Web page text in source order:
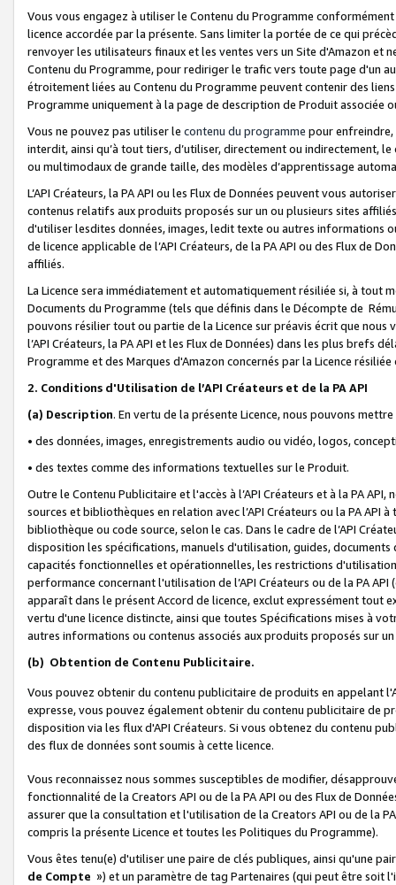
Vous vous engagez à utiliser le Contenu du Programme
licence accordée par la présente. Sans limiter la portée de ce qui
renvoyer les utilisateurs finaux et les ventes vers un Site d'Amazon et
Contenu du Programme, pour rediriger le trafic vers toute page d'un
étroitement liées au Contenu du Programme peuvent contenir des
Programme uniquement à la page de description de Produit associée
Vous ne pouvez pas utiliser le contenu du programme pour
interdit, ainsi qu’à tout tiers, d’utiliser, directement ou indirectement,
ou multimodaux de grande taille, des modèles d’apprentissage
L’API Créateurs, la PA API ou les Flux de Données peuvent vous
contenus relatifs aux produits proposés sur un ou plusieurs sites
d'utiliser lesdites données, images, ledit texte ou autres informations
de licence applicable de l’API Créateurs, de la PA API ou des Flux de
affiliés.
La Licence sera immédiatement et automatiquement résiliée si, à
Documents du Programme (tels que définis dans le Décompte de
pouvons résilier tout ou partie de la Licence sur préavis écrit que
l’API Créateurs, la PA API et les Flux de Données) dans les plus
Programme et des Marques d'Amazon concernés par la Licence
2. Conditions d'Utilisation de l’API Créateurs et de la PA API
(a) Description. En vertu de la présente Licence, nous pouvons
• des données, images, enregistrements audio ou vidéo, logos,
• des textes comme des informations textuelles sur le Produit.
Outre le Contenu Publicitaire et l'accès à l’API Créateurs et à la PA
sources et bibliothèques en relation avec l’API Créateurs ou la PA
bibliothèque ou code source, selon le cas. Dans le cadre de l’API
disposition les spécifications, manuels d'utilisation, guides,
capacités fonctionnelles et opérationnelles, les restrictions
performance concernant l'utilisation de l’API Créateurs ou de la PA
apparaît dans le présent Accord de licence, exclut expressément tout
vertu d'une licence distincte, ainsi que toutes Spécifications mises à
autres informations ou contenus associés aux produits proposés sur
(b) Obtention de Contenu Publicitaire.
Vous pouvez obtenir du contenu publicitaire de produits en appelant
expresse, vous pouvez également obtenir du contenu publicitaire de
disposition via les flux d'API Créateurs. Si vous obtenez du contenu
des flux de données sont soumis à cette licence.
Vous reconnaissez nous sommes susceptibles de modifier,
fonctionnalité de la Creators API ou de la PA API ou des Flux de
assurer que la consultation et l'utilisation de la Creators API ou de la
compris la présente Licence et toutes les Politiques du Programme).
Vous êtes tenu(e) d'utiliser une paire de clés publiques, ainsi qu'une
de Compte ») et un paramètre de tag Partenaires (qui peut être soit